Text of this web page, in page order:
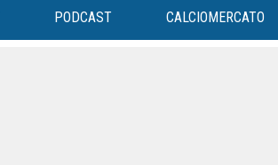
PODCAST CALCIOMERCATO